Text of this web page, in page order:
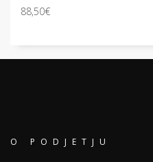
5.00 od 5
88,50€
O PODJETJU